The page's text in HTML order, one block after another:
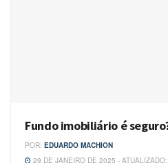
Fundo imobiliário é
POR: EDUARDO MACHION
29 DE JANEIRO DE 2025 -